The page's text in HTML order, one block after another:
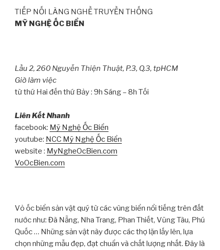
TIẾP NỐI LÀNG NGHỀ TRUYỀN THỐNG
MỸ NGHỆ ỐC BIỂN
Lầu 2, 260 Nguyễn Thiện Thuật, P.3, Q.3, tpHCM
Giờ làm việc
từ thứ Hai đến thứ Bảy : 9h Sáng – 8h Tối
Liên Kết Nhanh
facebook: Mỹ Nghệ Ốc Biển
youtube: NCC Mỹ Nghệ Ốc Biển
website : MyNgheOcBien.com
VoOcBien.com
Vỏ ốc biển sản vật quý từ các vùng biển nổi tiếng trên đất
nước như: Đà Nẵng, Nha Trang, Phan Thiết, Vũng Tàu, Phú
Quốc … Những sản vật này được các thợ lặn lấy lên, lựa
chọn những mẫu đẹp, đạt chuẩn và chất lượng nhất. Đây là